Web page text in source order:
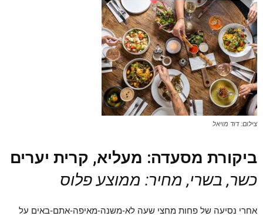
צילום: דוד מויאל
ביקורת מסעדה: מעליא, קרית יערים
כשר, בשרי, מחיר: ממוצע פלוס
אחרי נסיעה של פחות מחצי שעה לא-משנה-מאיפה-אתם-באים על